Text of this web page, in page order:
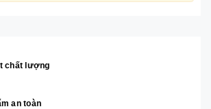
chất lượng
an toàn